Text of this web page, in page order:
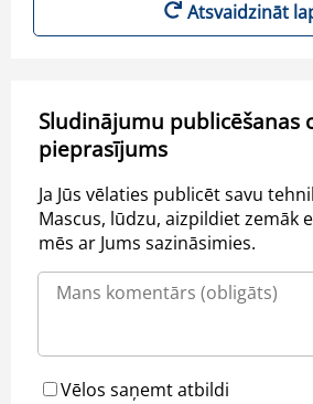
Atsvaidzināt
Sludinājumu publicēšanas
pieprasījums
Ja Jūs vēlaties publicēt savu
Mascus, lūdzu, aizpildiet zemāk
mēs ar Jums sazināsimies.
Vēlos saņemt atbildi